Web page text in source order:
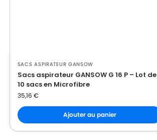
SACS ASPIRATEUR GANSOW
Sacs aspirateur GANSOW G 16 P – Lot de
10 sacs en Microfibre
35,16 €
Ajouter au panier